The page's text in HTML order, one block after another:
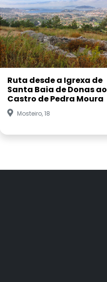
Ruta desde a Igrexa de
Santa Baia de Donas ao
Castro de Pedra Moura
Mosteiro, 18